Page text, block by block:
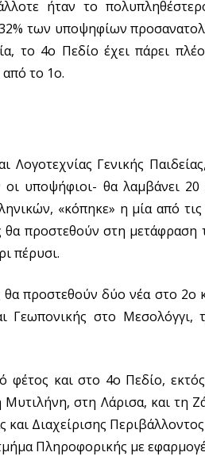
ήταν το
των υποψηφίων
το 4ο Πεδίο έχει πάρει
το 1ο.
Λογοτεχνίας Γενικής
υποψήφιοι- θα λαμβάνει
«κόπηκε» η μία από
προστεθούν στη μετάφραση
πέρυσι.
προστεθούν δύο νέα στο 2ο
Γεωπονικής στο
φέτος και στο 4ο Πεδίο,
στη Λάρισα, και τη
Διαχείρισης
Πληροφορικής με